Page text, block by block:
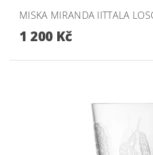
MISKA MIRANDA IITTALA
1 200 Kč